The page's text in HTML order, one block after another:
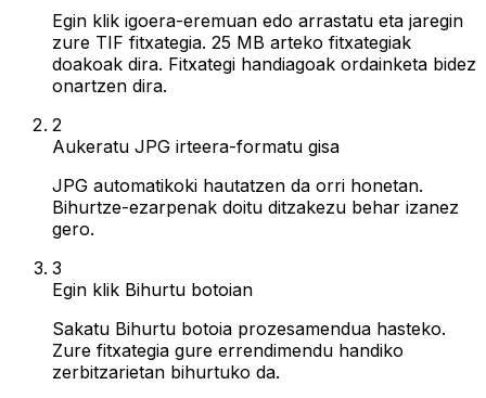
Egin klik igoera-eremuan edo arrastatu eta jaregin
zure TIF fitxategia. 25 MB arteko fitxategiak
doakoak dira. Fitxategi handiagoak ordainketa bidez
onartzen dira.
2
Aukeratu JPG irteera-formatu gisa
JPG automatikoki hautatzen da orri honetan.
Bihurtze-ezarpenak doitu ditzakezu behar izanez
gero.
3
Egin klik Bihurtu botoian
Sakatu Bihurtu botoia prozesamendua hasteko.
Zure fitxategia gure errendimendu handiko
zerbitzarietan bihurtuko da.